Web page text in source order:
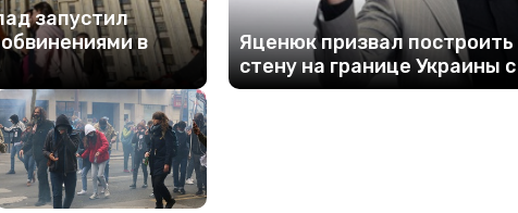
запустил
в
Яценюк призвал
стену на границе Украины